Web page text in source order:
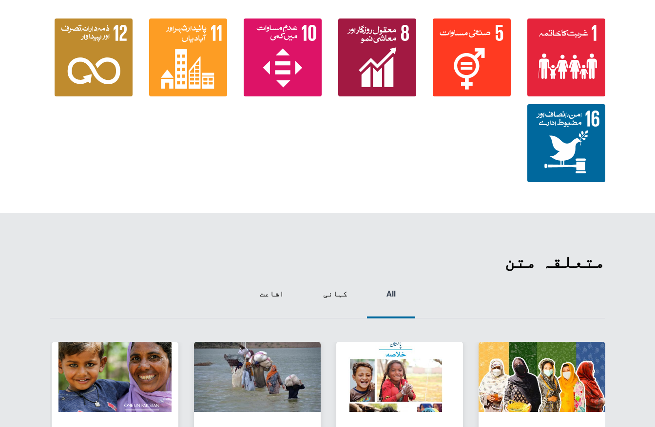
متعلقہ متن
All کہانی اشاعت